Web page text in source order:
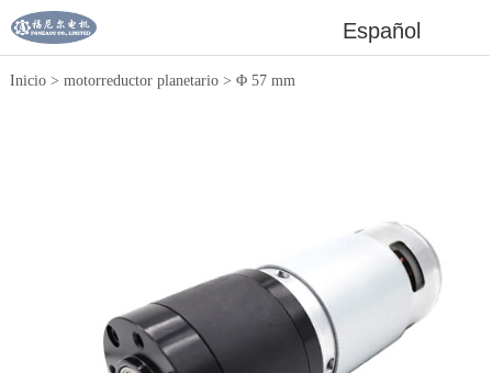
Español
Inicio> motorreductor planetario> Φ 57 mm